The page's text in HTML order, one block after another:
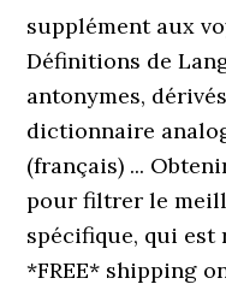
supplément aux
Définitions de
antonymes,
dictionnaire
(français) ...
pour filtrer le
spécifique, qui est
*FREE* shipping